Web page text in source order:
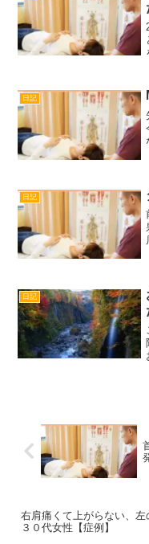
日記
日記
日記
右肩痛くて上がらない、左
３０代女性【症例】